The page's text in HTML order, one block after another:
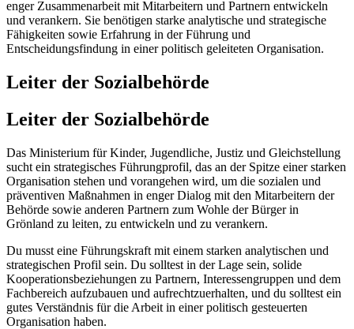
enger Zusammenarbeit mit Mitarbeitern und Partnern entwickeln
und verankern. Sie benötigen starke analytische und strategische
Fähigkeiten sowie Erfahrung in der Führung und
Entscheidungsfindung in einer politisch geleiteten Organisation.
Leiter der Sozialbehörde
Leiter der Sozialbehörde
Das Ministerium für Kinder, Jugendliche, Justiz und Gleichstellung
sucht ein strategisches Führungprofil, das an der Spitze einer starken
Organisation stehen und vorangehen wird, um die sozialen und
präventiven Maßnahmen in enger Dialog mit den Mitarbeitern der
Behörde sowie anderen Partnern zum Wohle der Bürger in
Grönland zu leiten, zu entwickeln und zu verankern.
Du musst eine Führungskraft mit einem starken analytischen und
strategischen Profil sein. Du solltest in der Lage sein, solide
Kooperationsbeziehungen zu Partnern, Interessengruppen und dem
Fachbereich aufzubauen und aufrechtzuerhalten, und du solltest ein
gutes Verständnis für die Arbeit in einer politisch gesteuerten
Organisation haben.